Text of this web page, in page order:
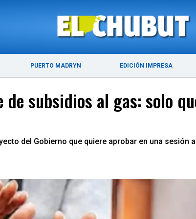
PUERTO MADRYN EDICIÓN IMPRESA
ÚLTIMAS NOTICIAS
subsidios al gas: solo
del Gobierno que quiere aprobar en una sesión